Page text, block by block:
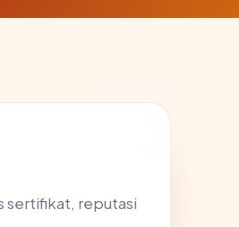
sertifikat, reputasi